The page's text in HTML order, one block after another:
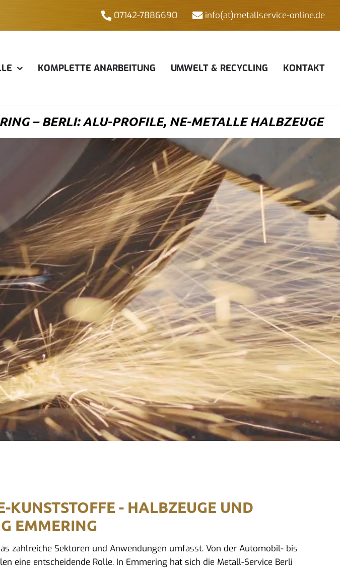
07142-7886690 info(at)metallservice-online.de
KOMPLETTE ANARBEITUNG UMWELT & RECYCLING KONTAKT
– BERLI: ALU-PROFILE, NE-METALLE HALBZEUGE
- HALBZEUGE UND
EMMERING
zahlreiche Sektoren und Anwendungen umfasst. Von der Automobil- bis
eine entscheidende Rolle. In Emmering hat sich die Metall-Service Berli